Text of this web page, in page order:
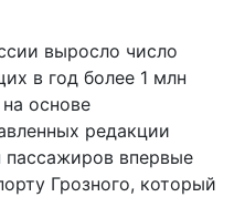
выросло число
в год более 1 млн
основе
редакции
впервые
Грозного, который